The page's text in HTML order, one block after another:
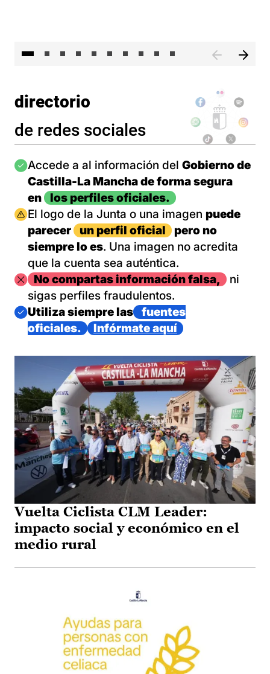
directorio
de redes sociales
Imagen
Accede a al información del Gobierno de
Castilla-La Mancha de forma segura
en
los perfiles oficiales.
Imagen
El logo de la Junta o una imagen puede
parecer
un perfil oficial
pero no
siempre lo es. Una imagen no acredita
que la cuenta sea auténtica.
ImagenNo compartas información falsa,
ni
sigas perfiles fraudulentos.
Imagen
Utiliza siempre las
fuentes
oficiales.
Infórmate aquí
Vuelta Ciclista CLM Leader:
impacto social y económico en el
medio rural